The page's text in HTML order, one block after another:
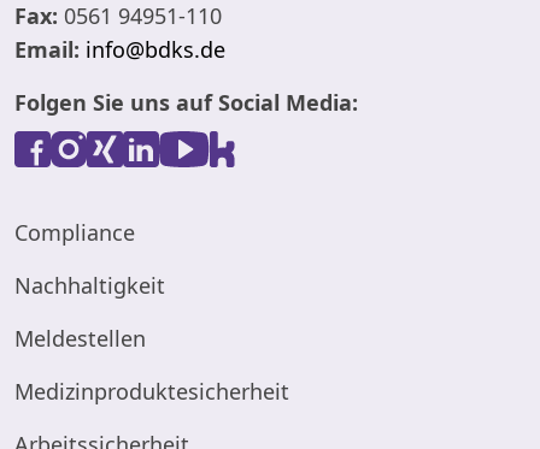
Fax: 0561 94951-110
Email: info@bdks.de
Folgen Sie uns auf Social Media:
Compliance
Nachhaltigkeit
Meldestellen
Medizinproduktesicherheit